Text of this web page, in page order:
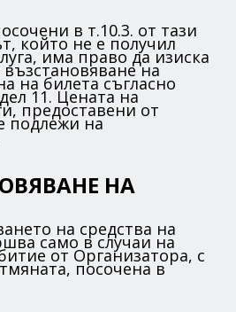
в т.10.3. от тази
който не е получил
има право да изиска
на
на билета съгласно
11. Цената на
предоставени от
подлежи на
НА
на средства на
само в случаи на
от Организатора, с
посочена в